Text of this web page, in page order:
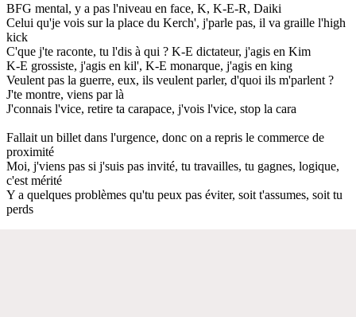
BFG mental, y a pas l'niveau en face, K, K-E-R, Daiki
Celui qu'je vois sur la place du Kerch', j'parle pas, il va graille l'high
kick
C'que j'te raconte, tu l'dis à qui ? K-E dictateur, j'agis en Kim
K-E grossiste, j'agis en kil', K-E monarque, j'agis en king
Veulent pas la guerre, eux, ils veulent parler, d'quoi ils m'parlent ?
J'te montre, viens par là
J'connais l'vice, retire ta carapace, j'vois l'vice, stop la cara
Fallait un billet dans l'urgence, donc on a repris le commerce de
proximité
Moi, j'viens pas si j'suis pas invité, tu travailles, tu gagnes, logique,
c'est mérité
Y a quelques problèmes qu'tu peux pas éviter, soit t'assumes, soit tu
perds